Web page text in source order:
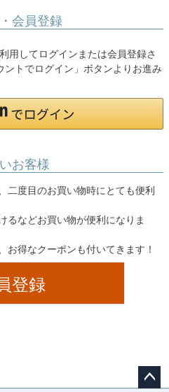
会員登録
用してログインまたは会員登録さ
トでログイン」ボタンよりお進み
お客様
二度目のお買い物時にとても便利
るなどお買い物が便利になりま
お得なクーポンも付いてきます！
登録